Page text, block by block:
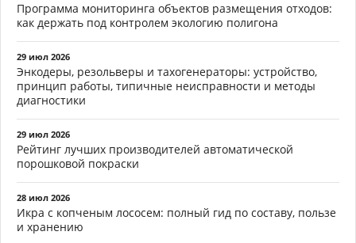
Программа мониторинга объектов размещения отходов:
как держать под контролем экологию полигона
29 июл 2026
Энкодеры, резольверы и тахогенераторы: устройство,
принцип работы, типичные неисправности и методы
диагностики
29 июл 2026
Рейтинг лучших производителей автоматической
порошковой покраски
28 июл 2026
Икра с копченым лососем: полный гид по составу, пользе
и хранению